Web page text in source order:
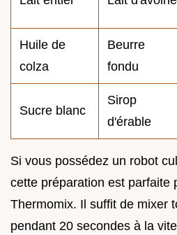
Huile de
colza
Beurre
fondu
Sucre blanc
Sirop
d'érable
Si vous possédez un robot
cette préparation est parfaite
Thermomix. Il suffit de mixer
pendant 20 secondes à la